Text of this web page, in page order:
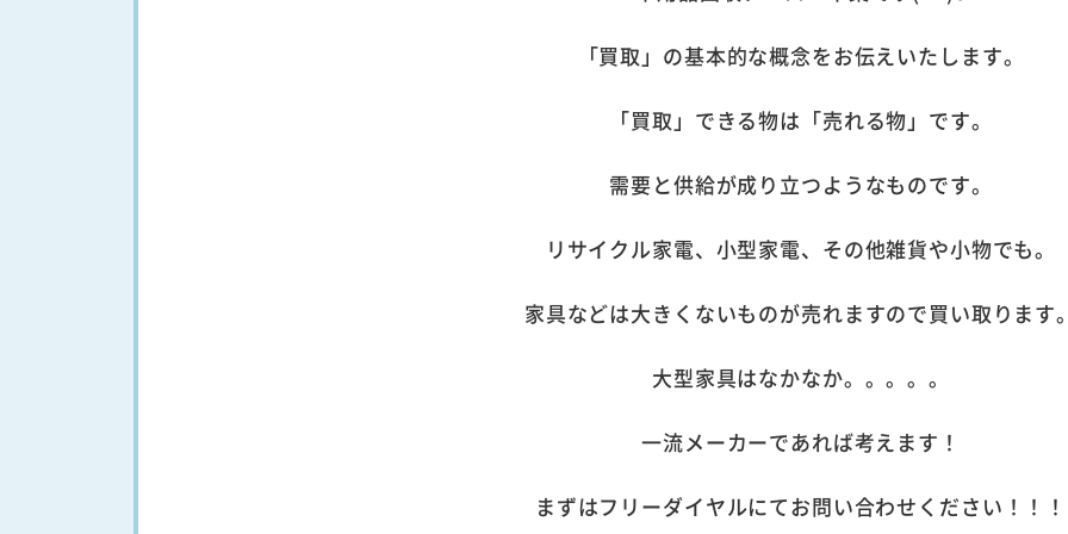
「買取」の基本的な概念をお伝えいたします。
「買取」できる物は「売れる物」です。
需要と供給が成り立つようなものです。
リサイクル家電、小型家電、その他雑貨や小物でも。
家具などは大きくないものが売れますので買い取ります
大型家具はなかなか。。。。。
一流メーカーであれば考えます！
まずはフリーダイヤルにてお問い合わせください！！！